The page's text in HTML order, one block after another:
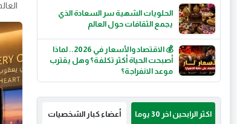
الحلويات الشهية سر السعادة الذي
يجمع الثقافات حول العالم
💰 الاقتصاد والأسعار في 2026.. لماذا
أصبحت الحياة أكثر تكلفة؟ وهل يقترب
موعد الانفراجة؟
اكثر الرابحين اخر 30 يوما أعضاء كبار الشخصيات